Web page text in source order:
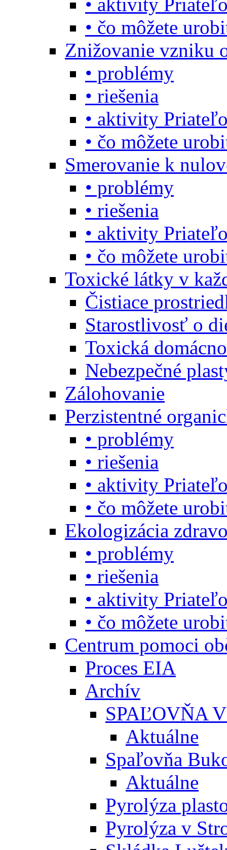
• čo môžete
Znižovanie vzniku
• problémy
• riešenia
• aktivity
• čo môžete
Smerovanie k
• problémy
• riešenia
• aktivity
• čo môžete
Toxické látky v
Čistiace
Starostlivosť o
Toxická
Nebezpečné
Zálohovanie
Perzistentné
• problémy
• riešenia
• aktivity
• čo môžete
Ekologizácia
• problémy
• riešenia
• aktivity
• čo môžete
Centrum pomoci
Proces EIA
Archív
SPAĽOVŇA
Aktuálne
Spaľovňa
Aktuálne
Pyrolýza
Pyrolýza v